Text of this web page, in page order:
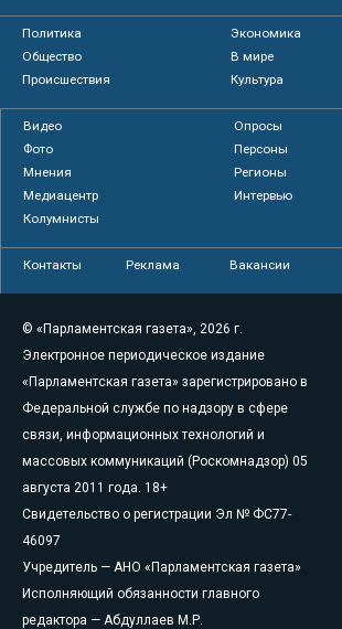
Политика
Экономика
Общество
В мире
Происшествия
Культура
Видео
Опросы
Фото
Персоны
Мнения
Регионы
Медиацентр
Интервью
Колумнисты
Контакты Реклама Вакансии
© «Парламентская газета», 2026 г.
Электронное периодическое издание
«Парламентская газета» зарегистрировано в
Федеральной службе по надзору в сфере
связи, информационных технологий и
массовых коммуникаций (Роскомнадзор) 05
августа 2011 года. 18+
Свидетельство о регистрации Эл № ФС77-
46097
Учредитель — АНО «Парламентская газета»
Исполняющий обязанности главного
редактора — Абдуллаев М.Р.